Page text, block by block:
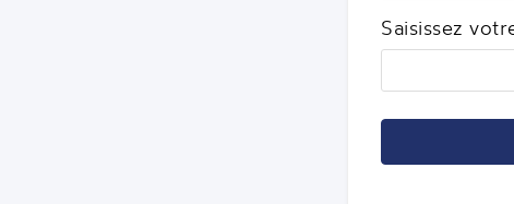
Saisissez